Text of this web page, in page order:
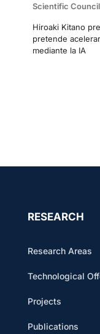
Scientific
Hiroaki Kitano
pretende
mediante la IA
RESEARCH
Research Areas
Technological
Projects
Publications